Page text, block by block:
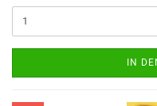
IN